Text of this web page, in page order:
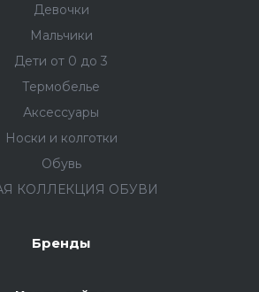
Девочки
Мальчики
Дети от 0 до 3
Термобелье
Аксессуары
Носки и колготки
Обувь
КОЛЛЕКЦИЯ ОБУВИ
Бренды